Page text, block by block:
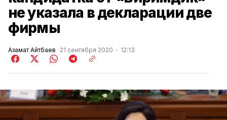
не указала в декларации две
фирмы
Азамат Айтбаев 21 сентября 2020 12:13